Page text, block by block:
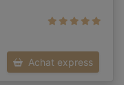
Achat express